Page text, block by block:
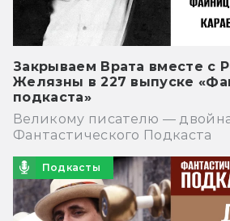
Закрываем Врата вместе с
Желязны в 227 выпуске
подкаста»
Великому писателю —
Фантастического Подкаста
Подкасты